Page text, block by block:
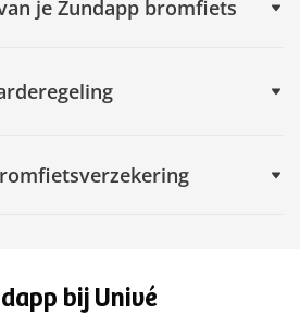
je Zundapp bromfiets
bij Univé